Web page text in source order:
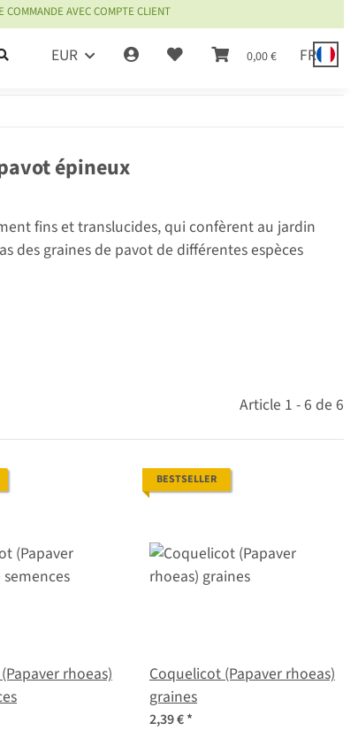
COMMANDE AVEC COMPTE CLIENT
EUR 0,00 € FR
épineux
fins et translucides, qui confèrent au jardin
des graines de pavot de différentes espèces
Article 1 - 6 de 6
rhoeas)
BESTSELLER
Coquelicot (Papaver rhoeas)
graines
2,39 €*